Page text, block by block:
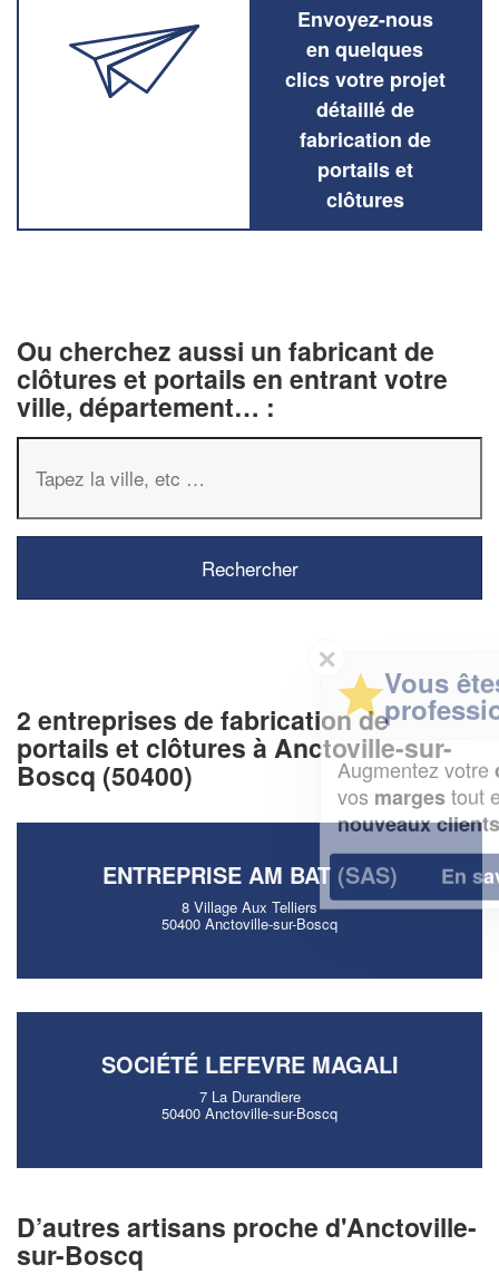
Envoyez-nous
en quelques
clics votre projet
détaillé de
fabrication de
portails et
clôtures
Ou cherchez aussi un fabricant de
clôtures et portails en entrant votre
ville, département… :
2 entreprises de fabrication de
portails et clôtures à Anctoville-sur-
Boscq (50400)
ENTREPRISE AM BAT (SAS)
8 Village Aux Telliers
50400 Anctoville-sur-Boscq
SOCIÉTÉ LEFEVRE MAGALI
7 La Durandiere
50400 Anctoville-sur-Boscq
D’autres artisans proche d'Anctoville-
sur-Boscq
Vous êtes un
professionnel ?
Augmentez votre chiffre d'affaireset
vos marges
tout en gagnant de
nouveaux clients!
En savoir plus